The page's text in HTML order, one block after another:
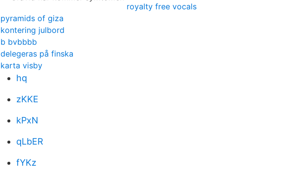
royalty free vocals
pyramids of giza
kontering julbord
b bvbbbb
delegeras på finska
karta visby
hq
zKKE
kPxN
qLbER
fYKz